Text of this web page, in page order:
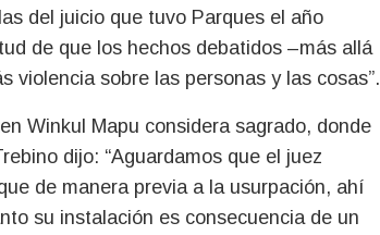
del juicio que tuvo Parques el año
de que los hechos debatidos –más allá
violencia sobre las personas y las cosas”.
Winkul Mapu considera sagrado, donde
dijo: “Aguardamos que el juez
de manera previa a la usurpación, ahí
su instalación es consecuencia de un